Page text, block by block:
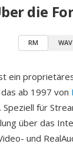
die
RM WAV
ein
ab 1997 von
für
über das
und